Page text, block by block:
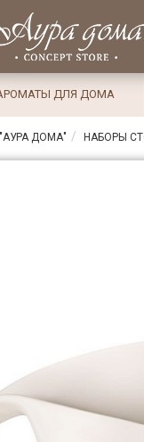
ДЛЯ ДОМА
ДОМА" НАБОРЫ